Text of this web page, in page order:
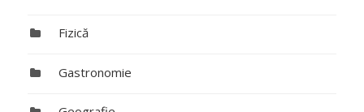
Fizică
Gastronomie